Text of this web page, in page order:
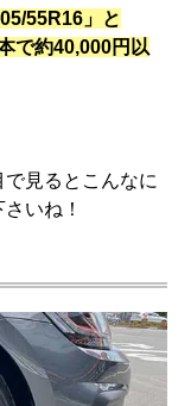
55R16」と
で約40,000円以
見るとこんなに
いね！